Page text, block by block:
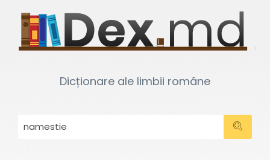
Dicționare ale limbii române